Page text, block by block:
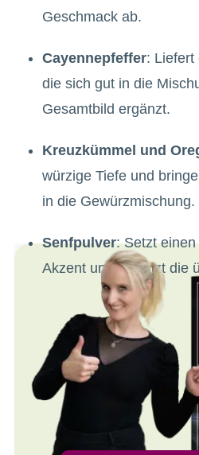
Geschmack ab.
Cayennepfeffer: Liefert
die sich gut in die
Gesamtbild ergänzt.
Kreuzkümmel und
würzige Tiefe und
in die Gewürzmischung.
Senfpulver: Setzt
Akzent und ergänzt die